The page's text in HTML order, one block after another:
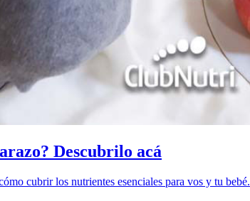
Descubrilo acá
cubrir los nutrientes esenciales para vos y tu bebé.